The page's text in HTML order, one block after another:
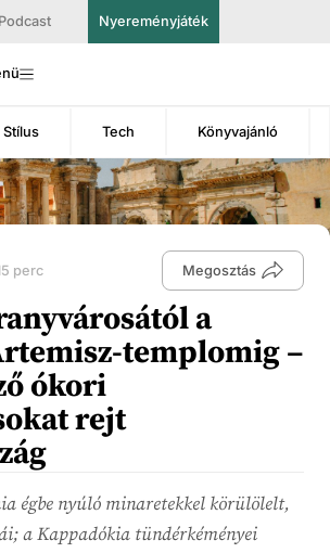
Podcast Nyereményjáték
Stílus Tech Könyvajánló
perc Megosztás
a
templomig –
ókori
rejt
égbe nyúló minaretekkel körülölelt,
a Kappadókia tündérkéményei